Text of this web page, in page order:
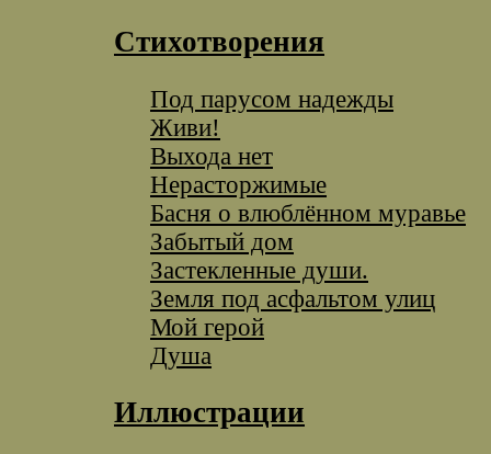
Стихотворения
Под парусом надежды
Живи!
Выхода нет
Нерасторжимые
Басня о влюблённом муравье
Забытый дом
Застекленные души.
Земля под асфальтом улиц
Мой герой
Душа
Иллюстрации